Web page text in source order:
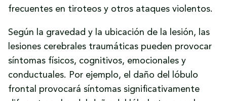
frecuentes en tiroteos y otros ataques violentos.
Según la gravedad y la ubicación de la lesión, las
lesiones cerebrales traumáticas pueden provocar
síntomas físicos, cognitivos, emocionales y
conductuales. Por ejemplo, el daño del lóbulo
frontal provocará síntomas significativamente